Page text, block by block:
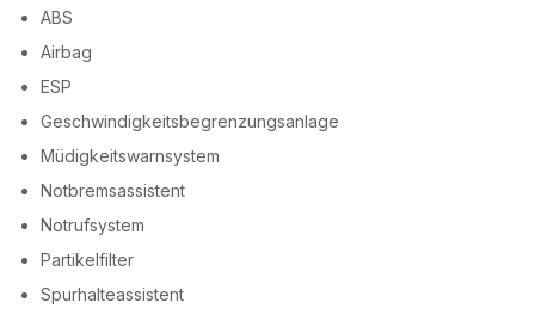
ABS
Airbag
ESP
Geschwindigkeitsbegrenzungsanlage
Müdigkeitswarnsystem
Notbremsassistent
Notrufsystem
Partikelfilter
Spurhalteassistent